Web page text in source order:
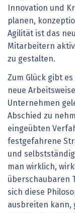
Innovation und
planen,
Agilität ist das
Mitarbeitern
zu gestalten.
Zum Glück gibt
neue
Unternehmen
Abschied zu
eingeübten
festgefahrene
und
man wirklich,
überschaubaren
sich diese
ausbreiten kann,